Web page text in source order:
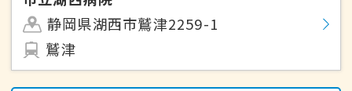
静岡県湖西市鷲津2259-1
鷲津